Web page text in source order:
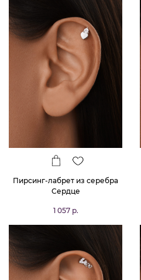
Пирсинг-лабрет из серебра
Сердце
1 057 р.